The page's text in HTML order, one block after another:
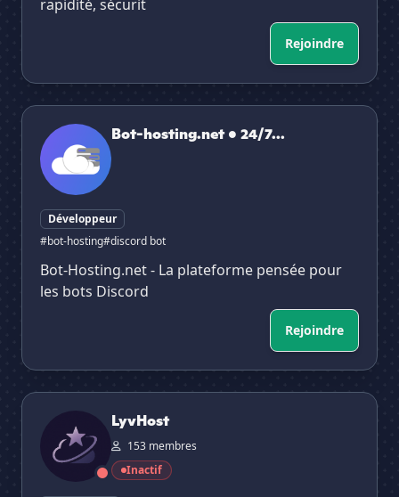
rapidité, sécurit
Rejoindre
Bot-hosting.net • 24/7 • Free Host For Discord Bots
Bot-hosting.net • 24/7...
Développeur
#bot-hosting#discord bot
Bot-Hosting.net - La plateforme pensée pour
les bots Discord
Rejoindre
LyvHost
LyvHost
153 membres
Inactif